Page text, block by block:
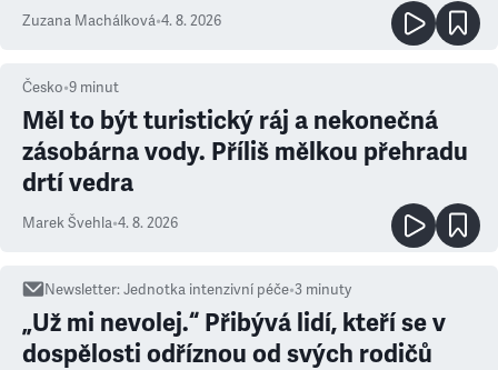
Zuzana Machálková•4. 8. 2026
Česko•9 minut
Měl to být turistický ráj a nekonečná
zásobárna vody. Příliš mělkou přehradu
drtí vedra
Marek Švehla•4. 8. 2026
Newsletter:Jednotka intenzivní péče•3 minuty
„Už mi nevolej.“ Přibývá lidí, kteří se v
dospělosti odříznou od svých rodičů